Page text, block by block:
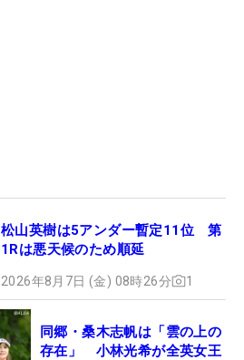
松山英樹は5アンダー暫定11位 第
1Rは悪天候のため順延
2026年8月7日 (金) 08時26分 1
同郷・桑木志帆は「雲の上の
存在」 小林光希が全英女王